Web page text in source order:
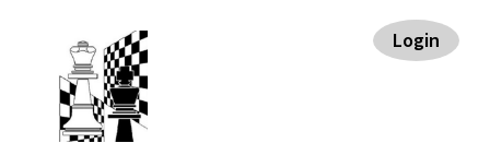
hoofdnavigatie
sidebar
voettekst
Login